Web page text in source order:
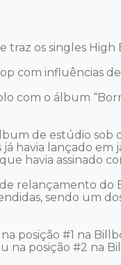
traz os singles High
com influências de
com o álbum
de estúdio sob
havia lançado em
havia assinado
relançamento do
sendo um
posição #1 na
na posição #2 na